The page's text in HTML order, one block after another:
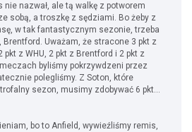
nie nazwał, ale tą walkę z potworem
sobą, a troszkę z sędziami. Bo żeby z
w tak fantastycznym sezonie, trzeba
Brentford. Uważam, że stracone 3 pkt z
pkt z WHU, 2 pkt z Brentford i 2 pkt z
byliśmy pokrzywdzeni przez
polegliśmy. Z Soton, które
sezon, musimy zdobywać 6 pkt...
bo to Anfield, wywieźliśmy remis,